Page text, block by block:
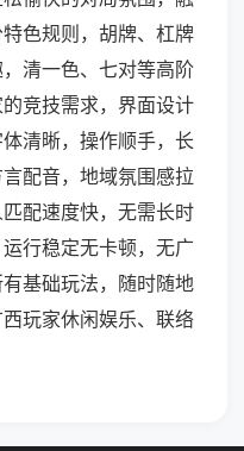
色规则，胡牌、杠牌
清一色、七对等高阶
竞技需求，界面设计
清晰，操作顺手，长
配音，地域氛围感拉
配速度快，无需长时
行稳定无卡顿，无广
基础玩法，随时随地
玩家休闲娱乐、联络